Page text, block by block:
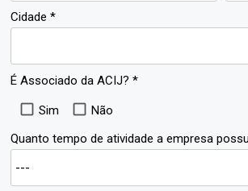
Cidade *
É Associado da ACIJ? *
Sim
Não
Quanto tempo de atividade a empresa